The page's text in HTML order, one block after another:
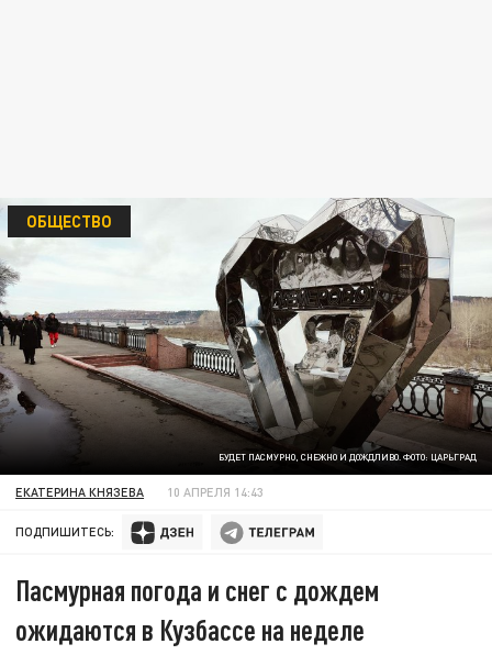
БУДЕТ ПАСМУРНО, СНЕЖНО И ДОЖДЛИВО. ФОТО: ЦАРЬГРАД
ОБЩЕСТВО
ЕКАТЕРИНА КНЯЗЕВА 10 АПРЕЛЯ 14:43
ПОДПИШИТЕСЬ:
Пасмурная погода и снег с дождем
ожидаются в Кузбассе на неделе